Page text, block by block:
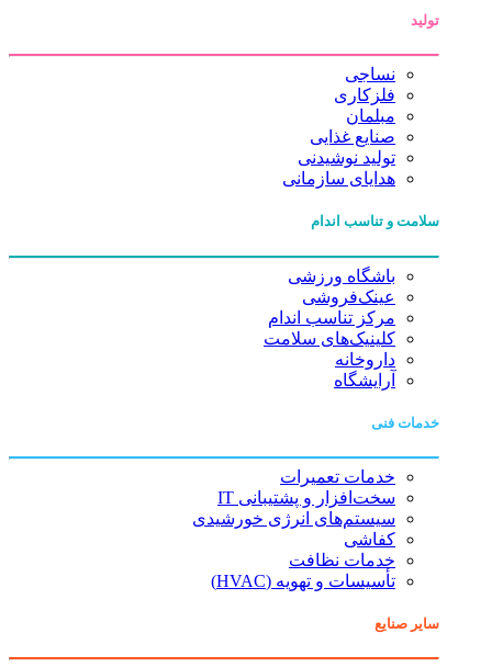
تولید
نساجی
فلزکاری
مبلمان
صنایع غذایی
تولید نوشیدنی
هدایای سازمانی
سلامت و تناسب اندام
باشگاه ورزشی
عینک‌فروشی
مرکز تناسب اندام
کلینیک‌های سلامت
داروخانه
آرایشگاه
خدمات فنی
خدمات تعمیرات
سخت‌افزار و پشتیبانی IT
سیستم‌های انرژی خورشیدی
کفاشی
خدمات نظافت
تأسیسات و تهویه (HVAC)
سایر صنایع